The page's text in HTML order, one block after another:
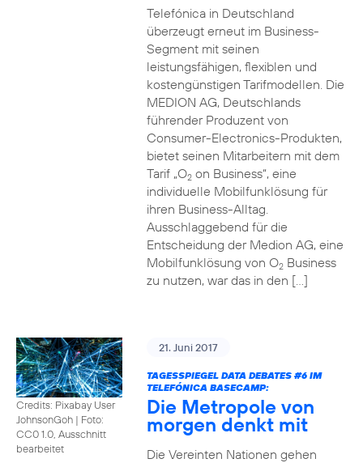
Telefónica in Deutschland
überzeugt erneut im Business-
Segment mit seinen
leistungsfähigen, flexiblen und
kostengünstigen Tarifmodellen. Die
MEDION AG, Deutschlands
führender Produzent von
Consumer-Electronics-Produkten,
bietet seinen Mitarbeitern mit dem
Tarif „O2on Business“, eine
individuelle Mobilfunklösung für
ihren Business-Alltag.
Ausschlaggebend für die
Entscheidung der Medion AG, eine
Mobilfunklösung von O2Business
zu nutzen, war das in den […]
Credits: Pixabay User
JohnsonGoh | Foto:
CC0 1.0, Ausschnitt
bearbeitet
21. Juni 2017
TAGESSPIEGEL DATA DEBATES #6IM
TELEFÓNICA BASECAMP:
Die Metropole von
morgen denkt mit
Die Vereinten Nationen gehen